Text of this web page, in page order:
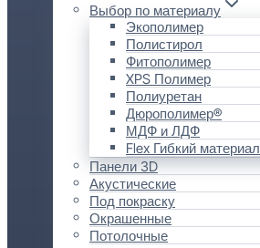
Выбор по материалу
Экополимер
Полистирол
Фитополимер
XPS Полимер
Полиуретан
Дюрополимер®
МДФ и ЛДФ
Flex Гибкий материал
Панели 3D
Акустические
Под покраску
Окрашенные
Потолочные